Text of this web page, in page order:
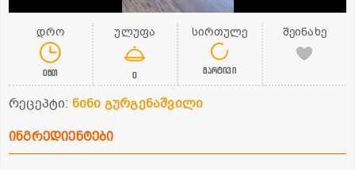
დრო
0წთ
ულუფა
0
სირთულე
მარტივი
შეინახე
რეცეპტი: ნინი გურგენაშვილი
ინგრედიენტები